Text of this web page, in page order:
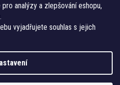
analýzy a zlepšování eshopu,
vyjadřujete souhlas s jejich